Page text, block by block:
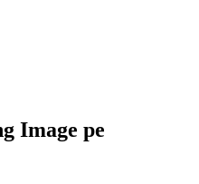
Image pe